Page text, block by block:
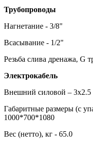
Трубопроводы
Нагнетание - 3/8"
Всасывание - 1/2"
Резьба слива дренажа, G
Электрокабель
Внешний силовой – 3х2.5
Габаритные размеры (с
1000*700*1080
Вес (нетто), кг - 65.0